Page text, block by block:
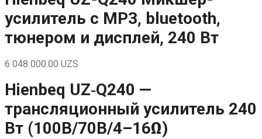
усилитель с MP3, bluetooth,
тюнером и дисплей, 240 Вт
6 048 000.00 UZS
Hienbeq UZ‑Q240 —
трансляционный усилитель 240
Вт (100В/70В/4–16Ω)